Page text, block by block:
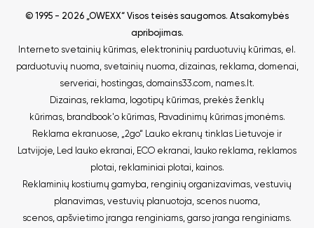
© 1995 - 2026 „OWEXX“ Visos teisės saugomos. Atsakomybės
apribojimas.
Interneto svetainių kūrimas, elektroninių parduotuvių kūrimas, el.
parduotuvių nuoma, svetainių nuoma, dizainas, reklama, domenai,
serveriai, hostingas, domains33.com, names.lt.
Dizainas, reklama, logotipų kūrimas, prekės ženklų
kūrimas, brandbook'o kūrimas, Pavadinimų kūrimas įmonėms.
Reklama ekranuose, „2go“ Lauko ekranų tinklas Lietuvoje ir
Latvijoje, Led lauko ekranai, ECO ekranai, lauko reklama, reklamos
plotai, reklaminiai plotai, kainos.
Reklaminių kostiumų gamyba, renginių organizavimas, vestuvių
planavimas, vestuvių planuotoja, scenos nuoma,
scenos, apšvietimo įranga renginiams, garso įranga renginiams.